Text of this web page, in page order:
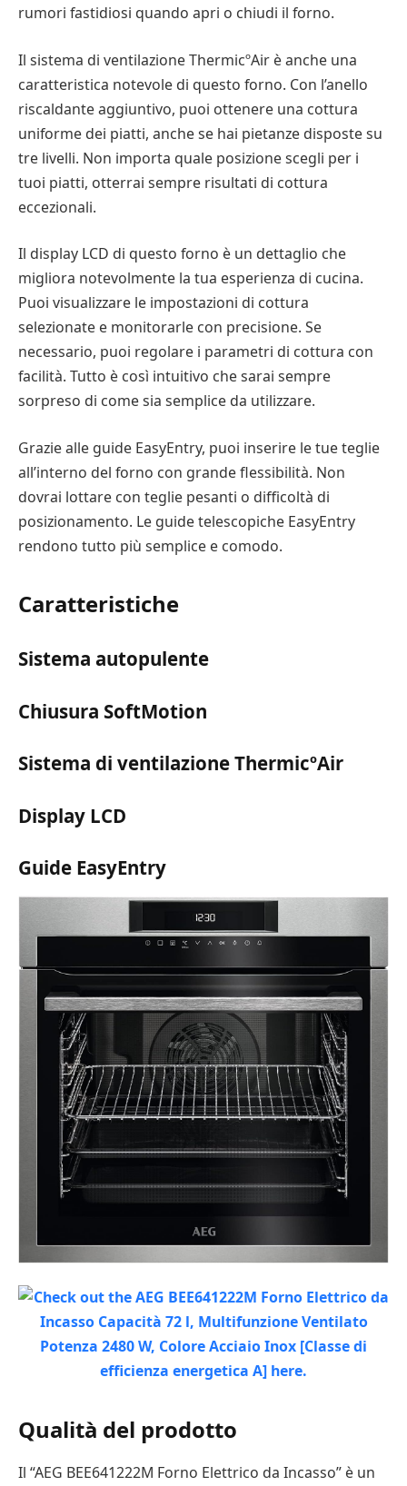
rumori fastidiosi quando apri o chiudi il forno.
Il sistema di ventilazione ThermicºAir è anche una
caratteristica notevole di questo forno. Con l’anello
riscaldante aggiuntivo, puoi ottenere una cottura
uniforme dei piatti, anche se hai pietanze disposte su
tre livelli. Non importa quale posizione scegli per i
tuoi piatti, otterrai sempre risultati di cottura
eccezionali.
Il display LCD di questo forno è un dettaglio che
migliora notevolmente la tua esperienza di cucina.
Puoi visualizzare le impostazioni di cottura
selezionate e monitorarle con precisione. Se
necessario, puoi regolare i parametri di cottura con
facilità. Tutto è così intuitivo che sarai sempre
sorpreso di come sia semplice da utilizzare.
Grazie alle guide EasyEntry, puoi inserire le tue teglie
all’interno del forno con grande flessibilità. Non
dovrai lottare con teglie pesanti o difficoltà di
posizionamento. Le guide telescopiche EasyEntry
rendono tutto più semplice e comodo.
Caratteristiche
Sistema autopulente
Chiusura SoftMotion
Sistema di ventilazione ThermicºAir
Display LCD
Guide EasyEntry
Qualità del prodotto
Il “AEG BEE641222M Forno Elettrico da Incasso” è un